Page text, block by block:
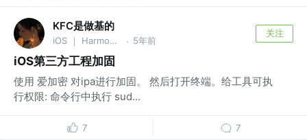
KFC是做基的
iOS ｜ HarmonyOS Next @大智养猪场 · 5年前
关注
iOS第三方工程加固
使用 爱加密 对ipa进行加固。 然后打开终端。给工具可执
行权限: 命令行中执行 sud...
7 7